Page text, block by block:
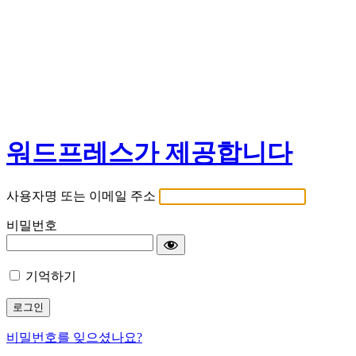
워드프레스가 제공합니다
사용자명 또는 이메일 주소
비밀번호
기억하기
비밀번호를 잊으셨나요?